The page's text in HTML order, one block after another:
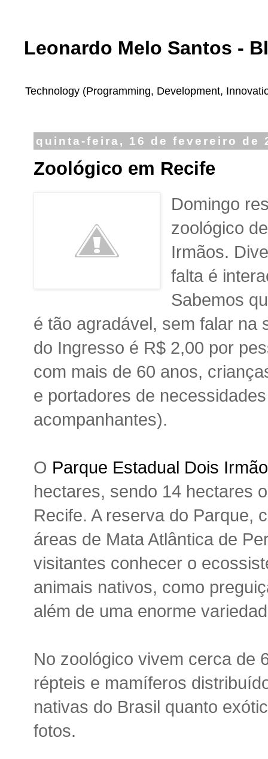
Leonardo Melo Santos -
Technology (Programming, Development,
quinta-feira, 16 de fevereiro de
Zoológico em Recife
Domingo
zoológico
Irmãos.
falta é
Sabemos
é tão agradável, sem falar na
do Ingresso é R$ 2,00 por
com mais de 60 anos,
e portadores de
acompanhantes).
O Parque Estadual Dois
hectares, sendo 14 hectares
Recife. A reserva do Parque,
áreas de Mata Atlântica de
visitantes conhecer o
animais nativos, como
além de uma enorme
No zoológico vivem cerca de
répteis e mamíferos
nativas do Brasil quanto
fotos.